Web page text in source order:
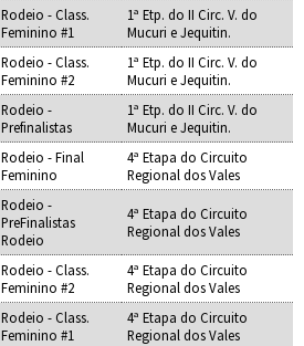
Rodeio - Class.
Feminino #1
1ª Etp. do II Circ. V. do
Mucuri e Jequitin.
Rodeio - Class.
Feminino #2
1ª Etp. do II Circ. V. do
Mucuri e Jequitin.
Rodeio -
Prefinalistas
1ª Etp. do II Circ. V. do
Mucuri e Jequitin.
Rodeio - Final
Feminino
4ª Etapa do Circuito
Regional dos Vales
Rodeio -
PreFinalistas
Rodeio
4ª Etapa do Circuito
Regional dos Vales
Rodeio - Class.
Feminino #2
4ª Etapa do Circuito
Regional dos Vales
Rodeio - Class.
Feminino #1
4ª Etapa do Circuito
Regional dos Vales